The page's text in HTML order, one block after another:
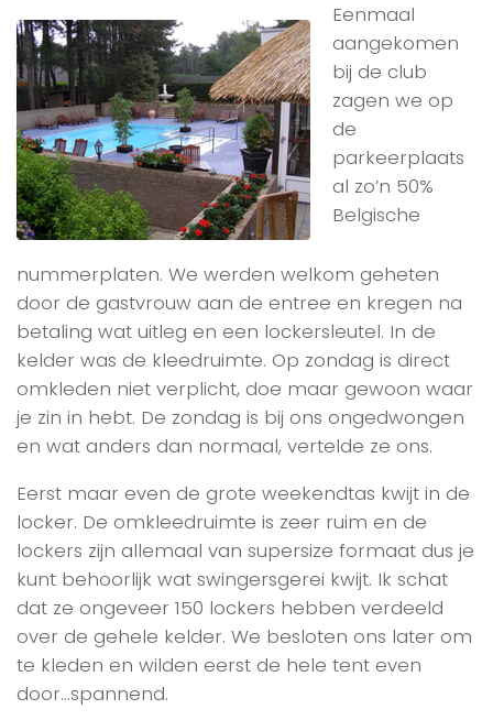
Eenmaal
aangekomen
bij de club
zagen we op
de
parkeerplaats
al zo’n 50%
Belgische
nummerplaten. We werden welkom geheten
door de gastvrouw aan de entree en kregen na
betaling wat uitleg en een lockersleutel. In de
kelder was de kleedruimte. Op zondag is direct
omkleden niet verplicht, doe maar gewoon waar
je zin in hebt. De zondag is bij ons ongedwongen
en wat anders dan normaal, vertelde ze ons.
Eerst maar even de grote weekendtas kwijt in de
locker. De omkleedruimte is zeer ruim en de
lockers zijn allemaal van supersize formaat dus je
kunt behoorlijk wat swingersgerei kwijt. Ik schat
dat ze ongeveer 150 lockers hebben verdeeld
over de gehele kelder. We besloten ons later om
te kleden en wilden eerst de hele tent even
door…spannend.